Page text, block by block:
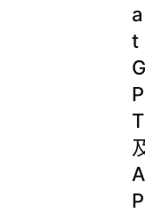
a
t
G
P
T
A
P